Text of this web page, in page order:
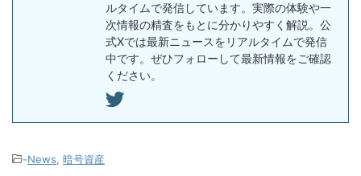
ルタイムで発信しています。実際の体験や一
次情報の精査をもとに分かりやすく解説。公
式Xでは最新ニュースをリアルタイムで発信
中です。ぜひフォローして最新情報をご確認
ください。
-News 暗号資産